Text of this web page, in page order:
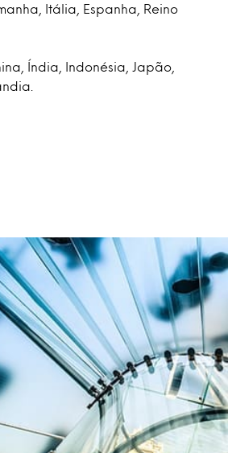
Itália, Espanha, Reino
Índia, Indonésia, Japão,